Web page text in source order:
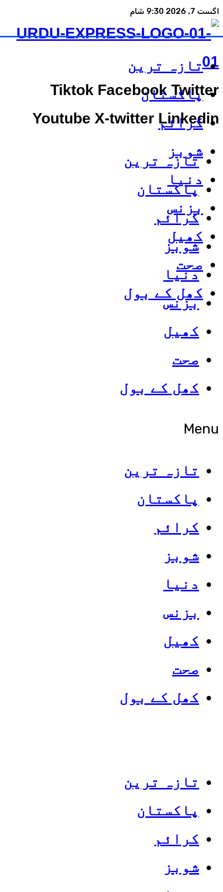
اگست 7, 2026 9:30 شام
Tiktok Facebook Twitter
Youtube X-twitter Linkedin
تازہ ترین
پاکستان
کرائم
شوبز
دنیا
بزنس
کھیل
صحت
کھل کے بول
Menu
تازہ ترین
پاکستان
کرائم
شوبز
دنیا
بزنس
کھیل
صحت
کھل کے بول
تازہ ترین
پاکستان
کرائم
شوبز
تازہ ترین
پاکستان
کرائم
شوبز
دنیا
بزنس
کھیل
صحت
کھل کے بول
Categories
Top News